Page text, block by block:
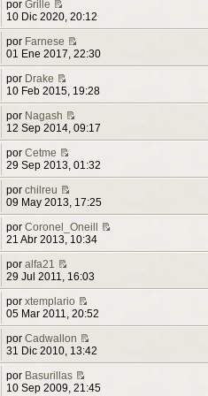
i
m
o
m
e
s
a
e
por Grille
V
e
r
ú
l
t
i
m
o
m
e
n
s
a
j
e
10 Dic 2020, 20:12
por Farnese
V
e
ú
l
i
m
m
e
s
a
j
e
01 Ene 2017, 22:30
por Drake
V
e
r
ú
l
t
i
m
o
m
e
n
s
a
e
10 Feb 2015, 19:28
por Nagash
V
e
ú
l
i
m
o
m
e
s
a
e
12 Sep 2014, 09:17
por Cetme
V
e
l
t
i
m
m
e
n
s
a
j
e
29 Sep 2013, 01:32
por chilreu
V
e
r
ú
l
i
m
o
m
e
n
s
a
j
e
09 May 2013, 17:25
por Coronel_Oneill
e
l
m
e
21 Abr 2013, 10:34
por alfa21
V
e
r
ú
l
t
m
o
m
29 Jul 2011, 16:03
por xtemplario
V
e
r
ú
l
i
05 Mar 2011, 20:52
por Cadwallon
V
e
ú
31 Dic 2010, 13:42
por Basurillas
V
10 Sep 2009, 21:45